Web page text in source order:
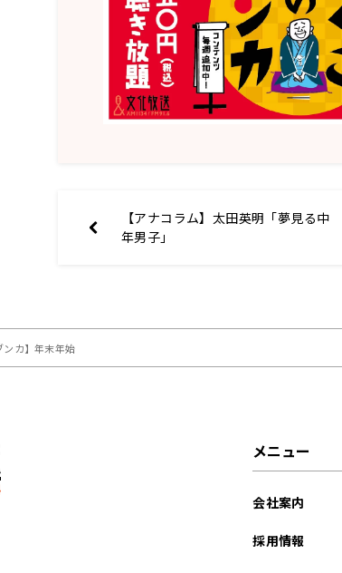
【アナコラム】太田英明「夢見る中
年男子」
ンカ】年末年始
メニュー
会社案内
採用情報